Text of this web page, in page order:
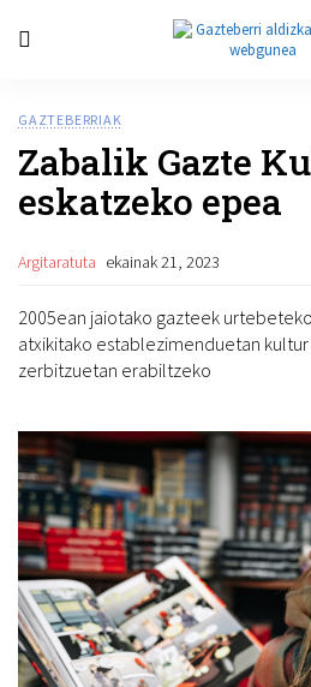
GAZTEBERRIAK
Zabalik Gazte
eskatzeko epea
Argitaratuta ekainak 21, 2023
2005ean jaiotako gazteek
atxikitako establezimenduetan
zerbitzuetan erabiltzeko